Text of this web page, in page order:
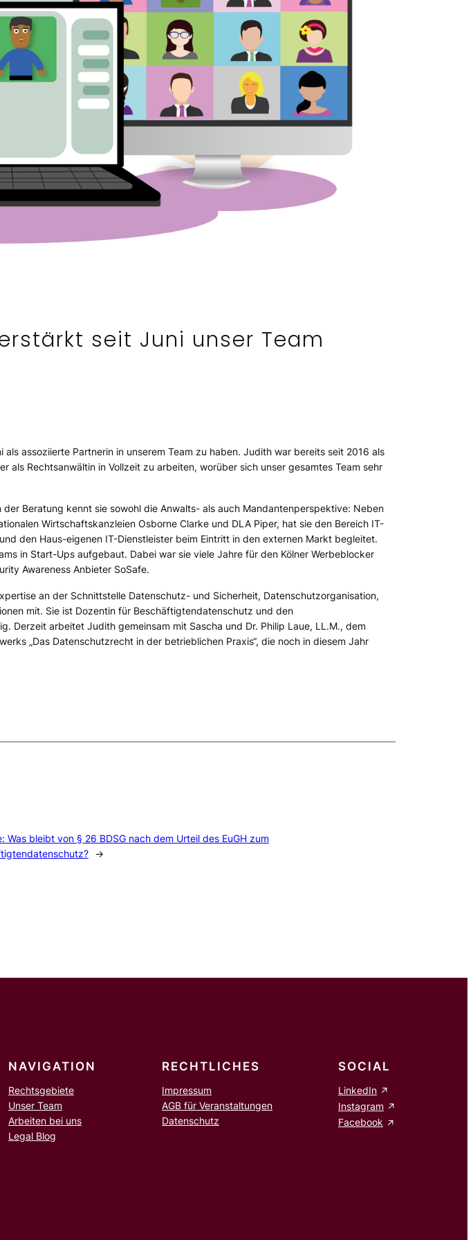
seit Juni unser Team
als assoziierte Partnerin in unserem Team zu haben. Judith war bereits seit 2016 als
als Rechtsanwältin in Vollzeit zu arbeiten, worüber sich unser gesamtes Team sehr
Beratung kennt sie sowohl die Anwalts- als auch Mandantenperspektive: Neben
Wirtschaftskanzleien Osborne Clarke und DLA Piper, hat sie den Bereich IT-
den Haus-eigenen IT-Dienstleister beim Eintritt in den externen Markt begleitet.
in Start-Ups aufgebaut. Dabei war sie viele Jahre für den Kölner Werbeblocker
Awareness Anbieter SoSafe.
an der Schnittstelle Datenschutz- und Sicherheit, Datenschutzorganisation,
mit. Sie ist Dozentin für Beschäftigtendatenschutz und den
arbeitet Judith gemeinsam mit Sascha und Dr. Philip Laue, LL.M., dem
„Das Datenschutzrecht in der betrieblichen Praxis“, die noch in diesem Jahr
Was bleibt von § 26 BDSG nach dem Urteil des EuGH zum
→
NAVIGATION
Rechtsgebiete
Unser Team
Arbeiten bei uns
Legal Blog
RECHTLICHES
Impressum
AGB für Veranstaltungen
Datenschutz
SOCIAL
LinkedIn
Instagram
Facebook